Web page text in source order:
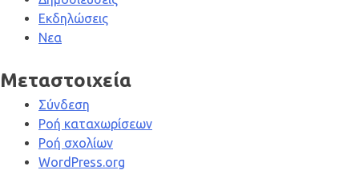
Εκδηλώσεις
Νεα
Μεταστοιχεία
Σύνδεση
Ροή καταχωρίσεων
Ροή σχολίων
WordPress.org